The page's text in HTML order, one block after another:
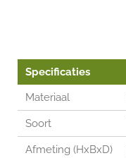
Specificaties
Materiaal
Soort
Afmeting (HxBxD)